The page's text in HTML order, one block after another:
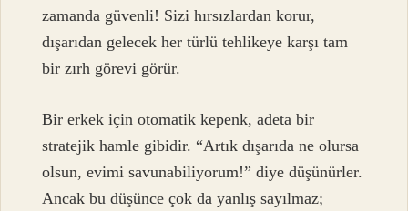
zamanda güvenli! Sizi hırsızlardan korur,
dışarıdan gelecek her türlü tehlikeye karşı tam
bir zırh görevi görür.
Bir erkek için otomatik kepenk, adeta bir
stratejik hamle gibidir. “Artık dışarıda ne olursa
olsun, evimi savunabiliyorum!” diye düşünürler.
Ancak bu düşünce çok da yanlış sayılmaz;